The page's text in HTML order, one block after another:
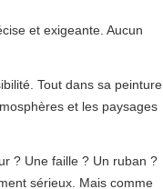
et exigeante. Aucun
Tout dans sa peinture
et les paysages
? Une faille ? Un ruban ?
sérieux. Mais comme